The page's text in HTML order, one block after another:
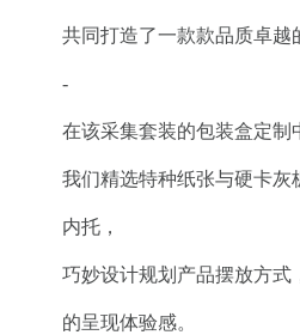
共同打造了一款款品质卓越
-
在该采集套装的包装盒定制
我们精选特种纸张与硬卡灰
内托，
巧妙设计规划产品摆放方式
的呈现体验感。